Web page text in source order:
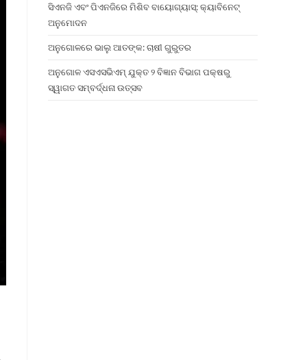
ସିଏନଜି ଏବଂ ପିଏନଜିରେ ମିଶିବ ବାୟୋଗ୍ୟାସ୍: କ୍ୟାବିନେଟ୍
ଅନୁମୋଦନ
ଅନୁଗୋଳରେ ଭାଲୁ ଆତଙ୍କ: ଚାଷୀ ଗୁରୁତର
ଅନୁଗୋଳ ଏସଏସଭିଏମ୍ ଯୁକ୍ତ ୨ ବିଜ୍ଞାନ ବିଭାଗ ପକ୍ଷରୁ
ସ୍ୱାଗତ ସମ୍ବର୍ଦ୍ଧନା ଉତ୍ସବ